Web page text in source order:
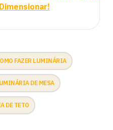
FAZER LUMINÁRIA
DE MESA
DE TETO